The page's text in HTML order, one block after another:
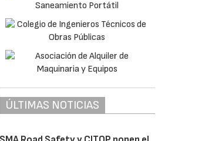
ÚLTIMAS NOTICIAS